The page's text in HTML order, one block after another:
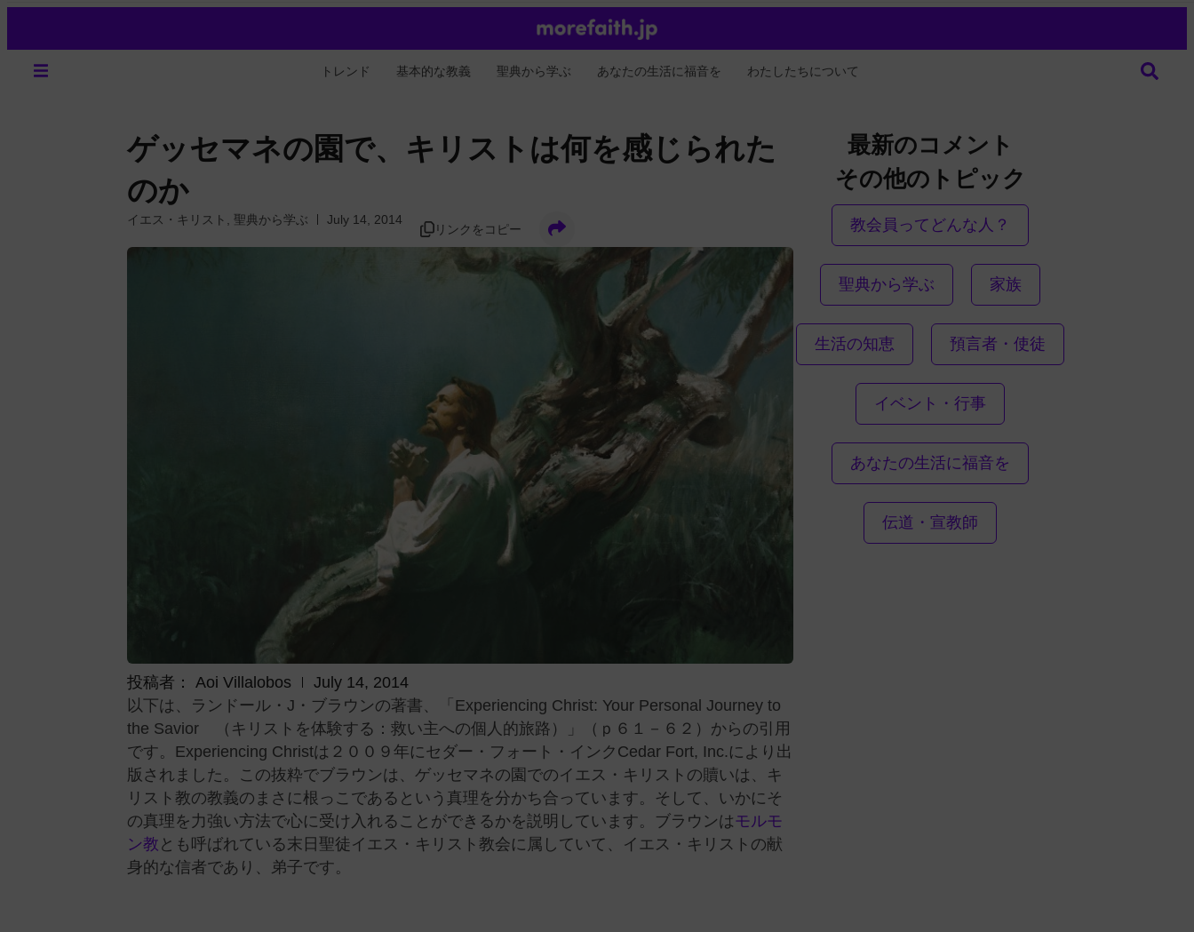
トレンド 基本的な教義 聖典から学ぶ あなたの生活に福音を わたしたちについて
ゲッセマネの園で、キリストは何を感じられた
のか
イエス・キリスト ,聖典から学ぶ July 14, 2014
リンクをコピー
投稿者： Aoi Villalobos
July 14, 2014
以下は、ランドール・J・ブラウンの著書、「Experiencing Christ: Your Personal Journey to
the Savior （キリストを体験する：救い主への個人的旅路）」（ｐ６１－６２）からの引用
です。Experiencing Christは２００９年にセダー・フォート・インクCedar Fort, Inc.により出
版されました。この抜粋でブラウンは、ゲッセマネの園でのイエス・キリストの贖いは、キ
リスト教の教義のまさに根っこであるという真理を分かち合っています。そして、いかにそ
の真理を力強い方法で心に受け入れることができるかを説明しています。ブラウンはモルモ
ン教 とも呼ばれている末日聖徒イエス・キリスト教会に属していて、イエス・キリストの献
身的な信者であり、弟子です。
最新のコメント
その他のトピック
教会員ってどんな人？
聖典から学ぶ 家族
生活の知恵 預言者・使徒
イベント・行事
あなたの生活に福音を
伝道・宣教師